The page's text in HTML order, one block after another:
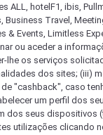
ALL, hotelF1, ibis,
Business Travel,
& Events, Limitless
ou aceder a
lhe os serviços
dos sites; (iii)
"cashback", caso
um perfil dos
dos seus dispositivos
utilizações clicando